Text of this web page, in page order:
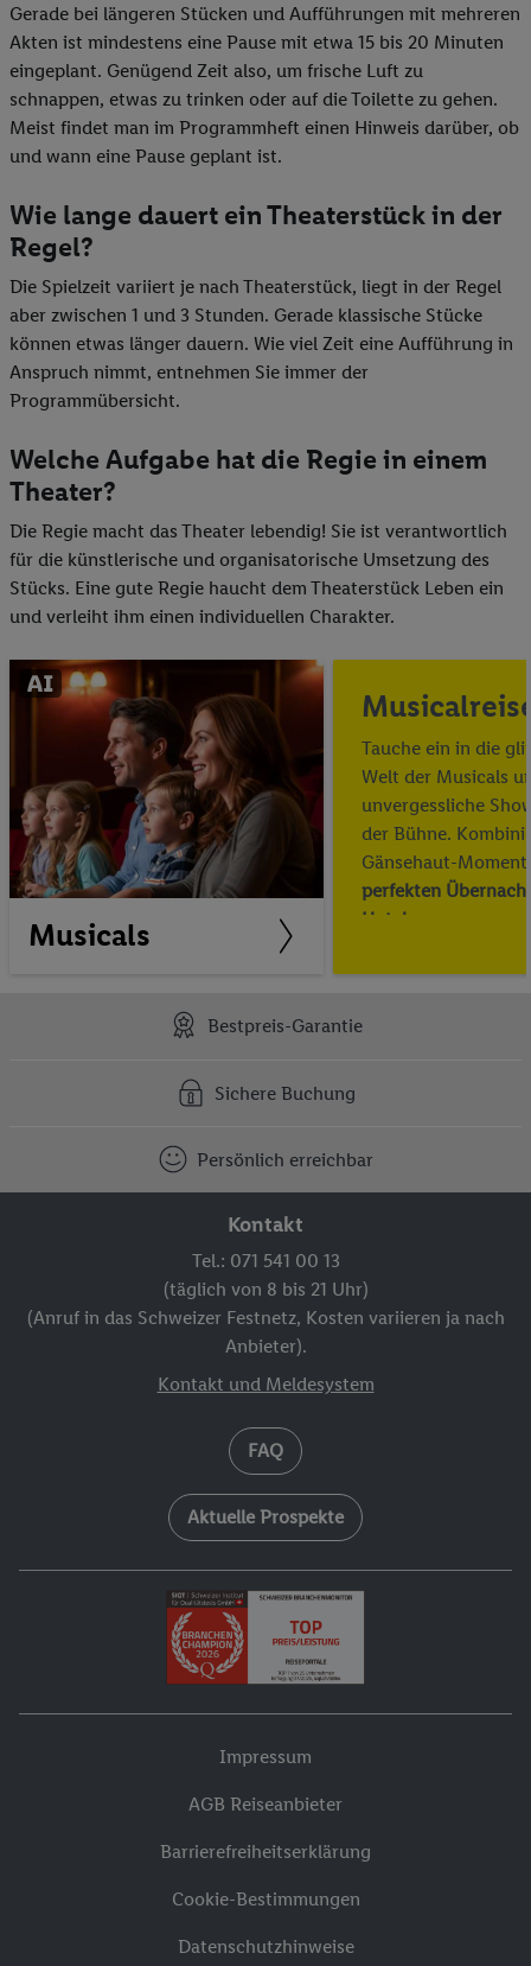
Gerade bei längeren Stücken und Aufführungen mit mehreren
Akten ist mindestens eine Pause mit etwa 15 bis 20 Minuten
eingeplant. Genügend Zeit also, um frische Luft zu
schnappen, etwas zu trinken oder auf die Toilette zu gehen.
Meist findet man im Programmheft einen Hinweis darüber, ob
und wann eine Pause geplant ist.
Wie lange dauert ein Theaterstück in der
Regel?
Die Spielzeit variiert je nach Theaterstück, liegt in der Regel
aber zwischen 1 und 3 Stunden. Gerade klassische Stücke
können etwas länger dauern. Wie viel Zeit eine Aufführung in
Anspruch nimmt, entnehmen Sie immer der
Programmübersicht.
Welche Aufgabe hat die Regie in einem
Theater?
Die Regie macht das Theater lebendig! Sie ist verantwortlich
für die künstlerische und organisatorische Umsetzung des
Stücks. Eine gute Regie haucht dem Theaterstück Leben ein
und verleiht ihm einen individuellen Charakter.
Musicals
Tauche ein in die
Welt der Musicals
unvergessliche
der Bühne.
Gänsehaut-
perfekten
Hotel
Bestpreis-Garantie
Sichere Buchung
Persönlich erreichbar
Kontakt
Tel.: 071 541 00 13
(täglich von 8 bis 21 Uhr)
(Anruf in das Schweizer Festnetz, Kosten variieren ja nach
Anbieter).
Kontakt und Meldesystem
FAQ
Aktuelle Prospekte
Impressum
AGB Reiseanbieter
Barrierefreiheitserklärung
Cookie-Bestimmungen
Datenschutzhinweise